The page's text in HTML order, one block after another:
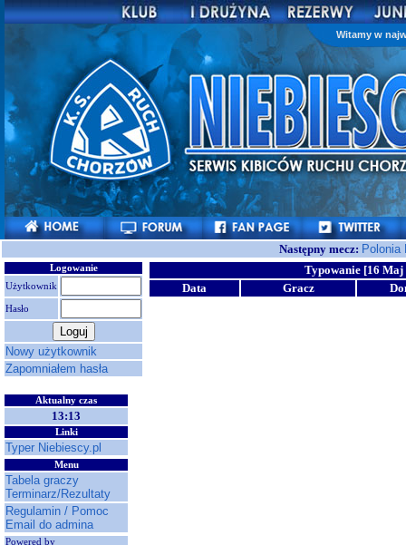
Witamy w
Następny mecz:
Logowanie
Użytkownik
Hasło
Nowy użytkownik
Zapomniałem hasła
Aktualny czas
13:13
Linki
Typer Niebiescy.pl
Menu
Tabela graczy
Terminarz/Rezultaty
Regulamin / Pomoc
Email do admina
Powered by
Typowanie [16 Maj
Data
Gracz